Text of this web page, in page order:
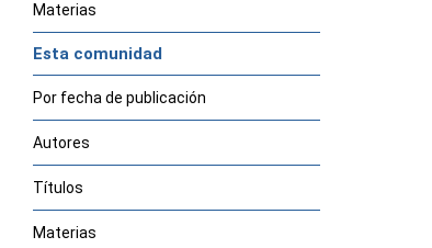
Materias
Esta comunidad
Por fecha de publicación
Autores
Títulos
Materias